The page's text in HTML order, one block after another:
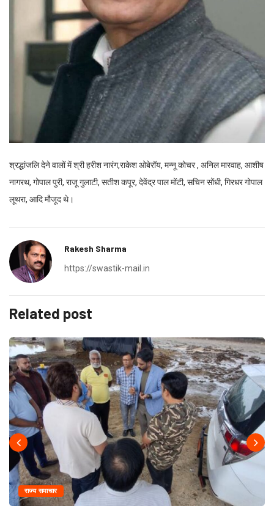
श्रद्धांजलि देने वालों में श्री हरीश नारंग,राकेश ओबेरॉय, मन्नू कोचर , अनिल मारवाह, आशीष
नागरथ, गोपाल पुरी, राजू गुलाटी, सतीश कपूर, देवेंद्र पाल मोंटी, सचिन सोंधी, गिरधर गोपाल
लूथरा, आदि मौजूद थे।
Rakesh Sharma
https://swastik-mail.in
Related post
राज्य समाचार